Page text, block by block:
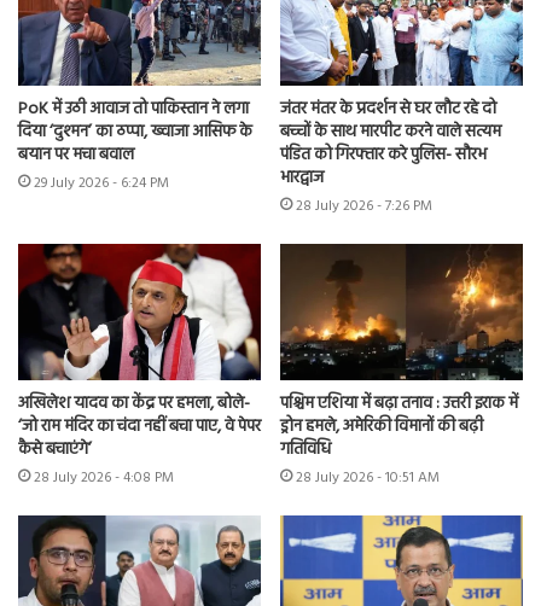
PoK में उठी आवाज तो पाकिस्तान ने लगा
दिया ‘दुश्मन’ का ठप्पा, ख्वाजा आसिफ के
बयान पर मचा बवाल
29 July 2026 - 6:24 PM
जंतर मंतर के प्रदर्शन से घर लौट रहे दो
बच्चों के साथ मारपीट करने वाले सत्यम
पंडित को गिरफ्तार करे पुलिस- सौरभ
भारद्वाज
28 July 2026 - 7:26 PM
अखिलेश यादव का केंद्र पर हमला, बोले-
‘जो राम मंदिर का चंदा नहीं बचा पाए, वे पेपर
कैसे बचाएंगे’
28 July 2026 - 4:08 PM
पश्चिम एशिया में बढ़ा तनाव : उत्तरी इराक में
ड्रोन हमले, अमेरिकी विमानों की बढ़ी
गतिविधि
28 July 2026 - 10:51 AM